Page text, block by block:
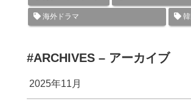
海外ドラマ
#ARCHIVES – アーカイブ
2025年11月